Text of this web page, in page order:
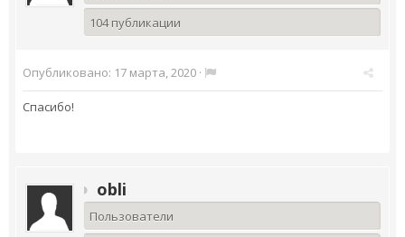
104 публикации
Опубликовано: 17 марта, 2020 ·
Спасибо!
obli
Пользователи